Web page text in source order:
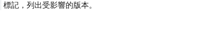
標記，列出受影響的版本。